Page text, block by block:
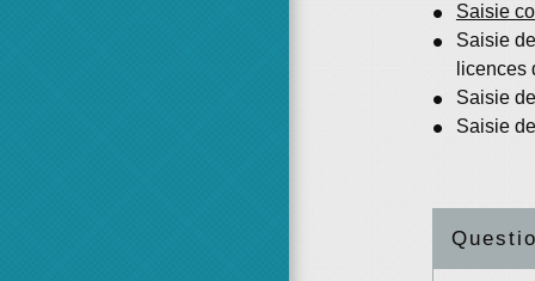
Saisie
Saisie
licences
Saisie
Saisie